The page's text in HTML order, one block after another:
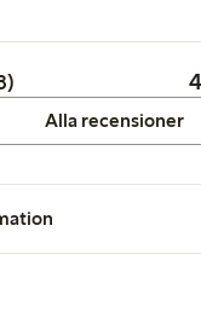
Alla recensioner